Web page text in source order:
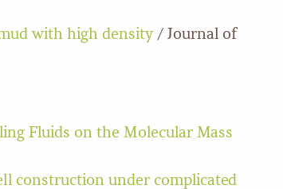
with high density/ Journal of
Fluids on the Molecular Mass
construction under complicated